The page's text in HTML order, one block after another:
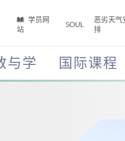
学员网
站
SOUL
恶劣天气
排
与学 国际课程